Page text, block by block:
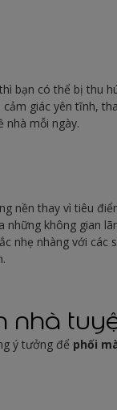
bạn có thể bị thu
giác yên tĩnh,
nhà mỗi ngày.
nền thay vì tiêu
không gian
nhẹ nhàng với các
nhà
ý tưởng để phối